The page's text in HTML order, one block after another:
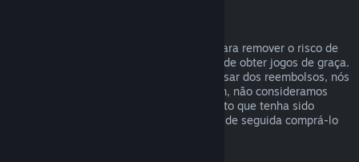
O sistema de reembolsos foi concebido para remover o risco de
compra no Steam – não como uma forma de obter jogos de graça.
Caso se torne aparente que estejas a abusar dos reembolsos, nós
poderemos parar de te oferecê-los. Porém, não consideramos
abuso pedir um reembolso para um produto que tenha sido
comprado logo antes de uma promoção e de seguida comprá-lo